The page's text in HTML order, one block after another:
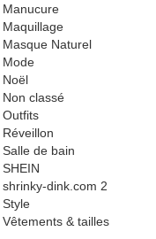
Manucure
Maquillage
Masque Naturel
Mode
Noël
Non classé
Outfits
Réveillon
Salle de bain
SHEIN
shrinky-dink.com 2
Style
Vêtements & tailles